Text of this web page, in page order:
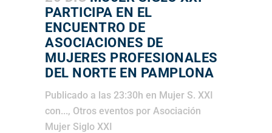
PARTICIPA EN EL
ENCUENTRO DE
ASOCIACIONES DE
MUJERES PROFESIONALES
DEL NORTE EN PAMPLONA
Publicado a las 23:30h en Mujer S. XXI
con..., Otros eventos por Asociación
Mujer Siglo XXI